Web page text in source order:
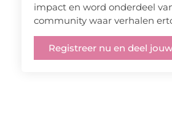
impact en word onderdeel
community waar verhalen
Registreer nu en deel